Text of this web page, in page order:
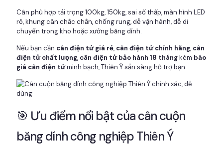
Cân phù hợp tải trọng 100kg, 150kg, sai số thấp, màn hình LED
rõ, khung cân chắc chắn, chống rung, dễ vận hành, dễ di
chuyển trong kho hoặc xưởng băng dính.
Nếu bạn cần cân điện tử giá rẻ, cân điện tử chính hãng, cân
điện tử chất lượng, cân điện tử bảo hành 18 thángkèm báo
giá cân điện tửminh bạch, Thiên Ý sẵn sàng hỗ trợ bạn.
🎯 Ưu điểm nổi bật của cân cuộn
băng dính công nghiệp Thiên Ý